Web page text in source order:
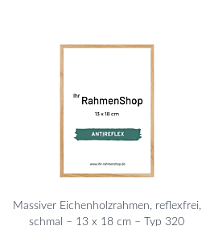
Massiver Eichenholzrahmen, reflexfrei,
schmal – 13 x 18 cm – Typ 320